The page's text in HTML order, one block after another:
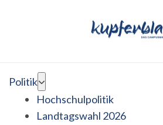
Politik
Hochschulpolitik
Landtagswahl 2026